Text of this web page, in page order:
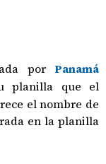
por Panamá
planilla que el
el nombre de
en la planilla